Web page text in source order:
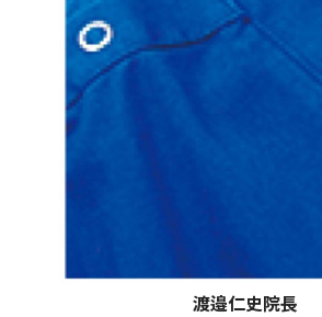
渡邉仁史院長